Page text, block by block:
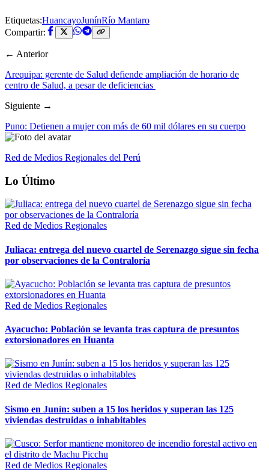
Etiquetas:HuancayoJunínRío Mantaro
Compartir:
← Anterior
Arequipa: gerente de Salud defiende ampliación de horario de
centro de Salud, a pesar de deficiencias
Siguiente →
Puno: Detienen a mujer con más de 60 mil dólares en su cuerpo
Red de Medios Regionales del Perú
Lo Último
Red de Medios Regionales
Juliaca: entrega del nuevo cuartel de Serenazgo sigue sin fecha
por observaciones de la Contraloría
Red de Medios Regionales
Ayacucho: Población se levanta tras captura de presuntos
extorsionadores en Huanta
Red de Medios Regionales
Sismo en Junín: suben a 15 los heridos y superan las 125
viviendas destruidas o inhabitables
Red de Medios Regionales